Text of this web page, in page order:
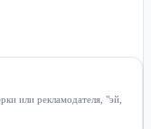
или рекламодателя, "эй,